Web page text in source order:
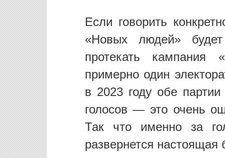
Если говорить
«Новых людей»
протекать кампания
примерно один
в 2023 году обе
голосов — это очень
Так что именно за
развернется настоящая